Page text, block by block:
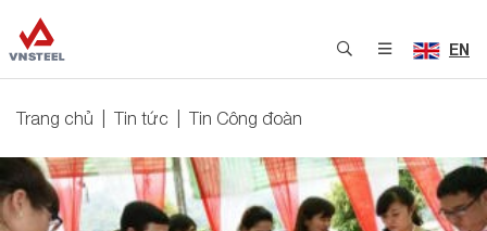
EN
Trang chủ Tin tức Tin Công đoàn